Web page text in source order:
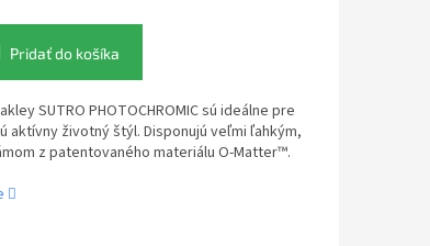
Pridať do košíka
SUTRO PHOTOCHROMIC sú ideálne pre
aktívny životný štýl. Disponujú veľmi ľahkým,
z patentovaného materiálu O-Matter™.